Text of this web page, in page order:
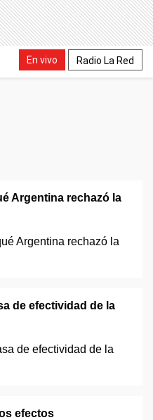
En vivo Radio La Red
Argentina rechazó la
de efectividad de la
efectos